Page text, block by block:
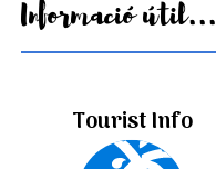
Informació útil...
Tourist Info